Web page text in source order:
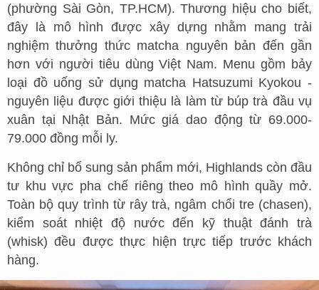
(phường Sài Gòn, TP.HCM). Thương hiệu cho biết,
đây là mô hình được xây dựng nhằm mang trải
nghiệm thưởng thức matcha nguyên bản đến gần
hơn với người tiêu dùng Việt Nam. Menu gồm bảy
loại đồ uống sử dụng matcha Hatsuzumi Kyokou -
nguyên liệu được giới thiệu là làm từ búp trà đầu vụ
xuân tại Nhật Bản. Mức giá dao động từ 69.000-
79.000 đồng mỗi ly.
Không chỉ bổ sung sản phẩm mới, Highlands còn đầu
tư khu vực pha chế riêng theo mô hình quầy mở.
Toàn bộ quy trình từ rây trà, ngâm chổi tre (chasen),
kiểm soát nhiệt độ nước đến kỹ thuật đánh trà
(whisk) đều được thực hiện trực tiếp trước khách
hàng.